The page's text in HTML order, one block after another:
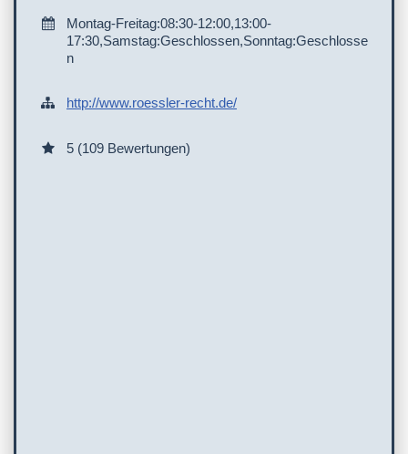
Montag-Freitag:08:30-12:00,13:00-
17:30,Samstag:Geschlossen,Sonntag:Geschlosse
n
http://www.roessler-recht.de/
5 (109 Bewertungen)